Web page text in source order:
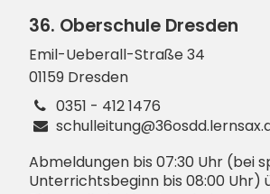
36. Oberschule Dresden
Emil-Ueberall-Straße34
01159 Dresden
0351 - 412 1476
Abmeldungen bis 07:30 Uhr (bei
Unterrichtsbeginn bis 08:00 Uhr)